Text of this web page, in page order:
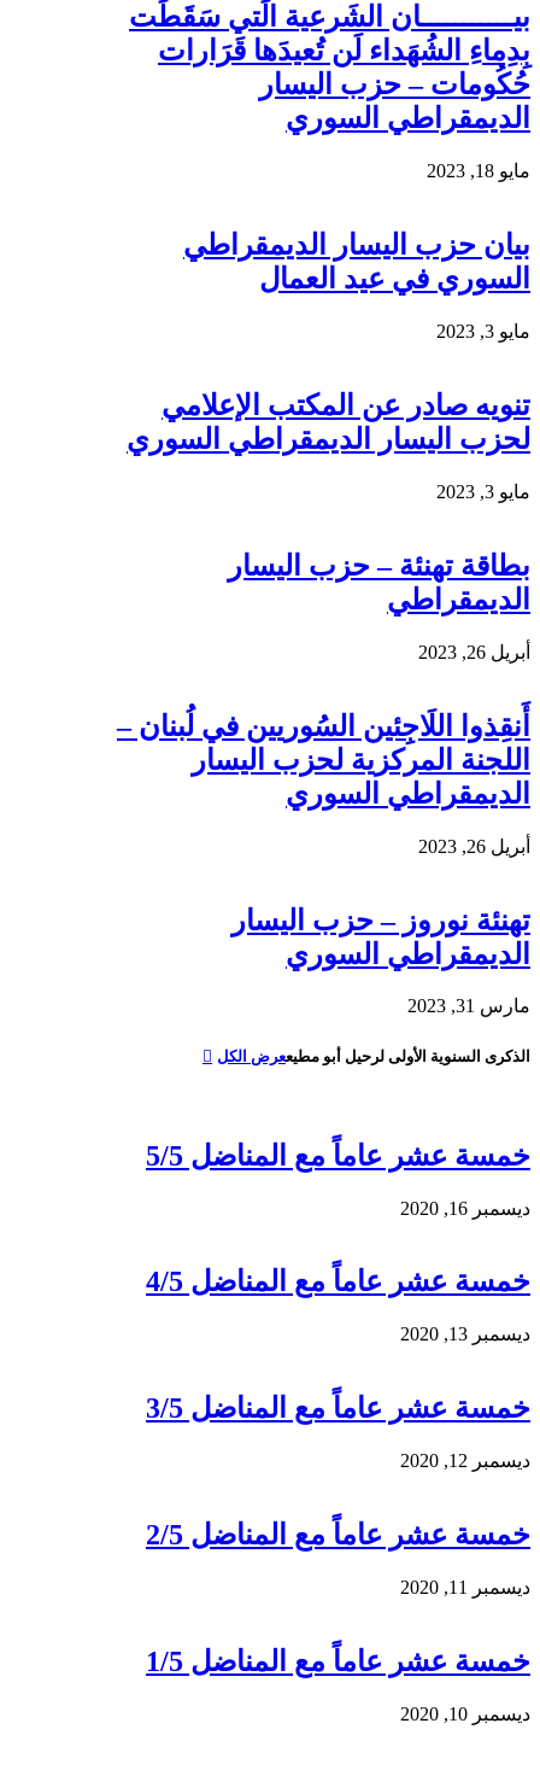
بيـــــــــــان الشَرعية الَتي سَقَطَت
بِدِماءِ الشُهَداء لَن تُعيدَها قَرَارات
حُكُومات – حزب اليسار
الديمقراطي السوري
مايو 18, 2023
بيان حزب اليسار الديمقراطي
السوري في عيد العمال
مايو 3, 2023
تنويه صادر عن المكتب الإعلامي
لحزب اليسار الديمقراطي السوري
مايو 3, 2023
بطاقة تهنئة – حزب اليسار
الديمقراطي
أبريل 26, 2023
أَنقِذوا اللَاجِئين السُوريين في لُبنان –
اللجنة المركزية لحزب اليسار
الديمقراطي السوري
أبريل 26, 2023
تهنئة نوروز – حزب اليسار
الديمقراطي السوري
مارس 31, 2023
الذكرى السنوية الأولى لرحيل أبو مطيععرض الكل
خمسة عشر عاماً مع المناضل 5/5
ديسمبر 16, 2020
خمسة عشر عاماً مع المناضل 4/5
ديسمبر 13, 2020
خمسة عشر عاماً مع المناضل 3/5
ديسمبر 12, 2020
خمسة عشر عاماً مع المناضل 2/5
ديسمبر 11, 2020
خمسة عشر عاماً مع المناضل 1/5
ديسمبر 10, 2020